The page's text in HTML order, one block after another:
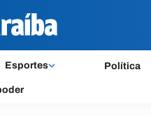
Esportes Política